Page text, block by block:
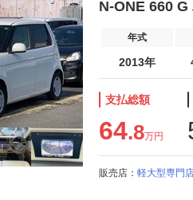
N-ONE 660
年式
2013年
支払総額
64.8万円
販売店： 軽大型専門